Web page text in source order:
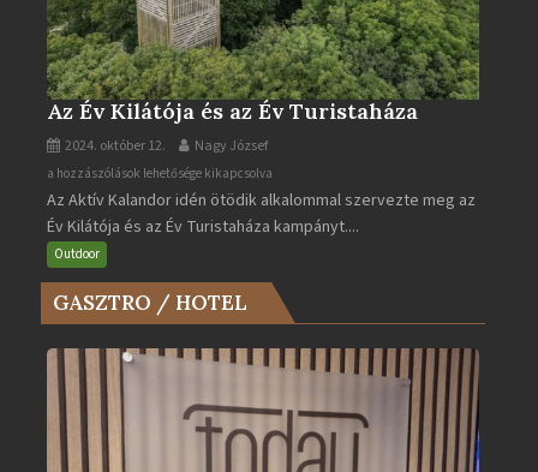
Az Év Kilátója és az Év Turistaháza
2024. október 12. Nagy József
Az
Év
Kilátója
és
az
Év
bejegyzéshez
a hozzászólások lehetősége kikapcsolva
Az Aktív Kalandor idén ötödik alkalommal szervezte meg az
Év Kilátója és az Év Turistaháza kampányt....
Outdoor
GASZTRO / HOTEL